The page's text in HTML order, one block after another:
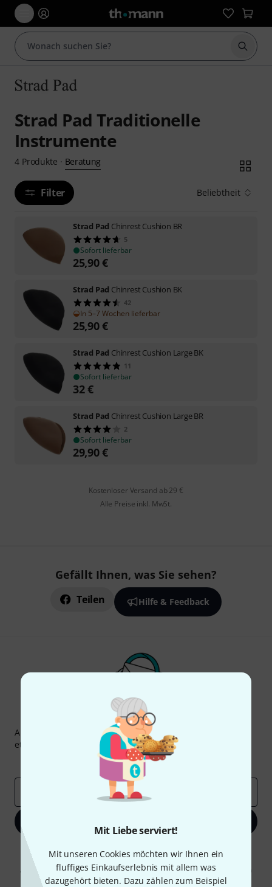
Mit Liebe serviert!
Mit unseren Cookies möchten wir Ihnen ein
fluffiges Einkaufserlebnis mit allem was
dazugehört bieten. Dazu zählen zum Beispiel
Suche
Strad Pad Traditionelle
Instrumente
4 Produkte · Beratung
Filter Beliebtheit
Strad Pad Chinrest Cushion BR
5
Sofort lieferbar
25,90€
Strad Pad Chinrest Cushion BK
42
In 5–7 Wochen lieferbar
25,90€
Strad Pad Chinrest Cushion Large BK
11
Sofort lieferbar
32€
Strad Pad Chinrest Cushion Large BR
2
Sofort lieferbar
29,90€
Kostenloser Versand ab 29 €
Alle Preise inkl. MwSt.
Gefällt Ihnen, was Sie sehen?
Teilen Hilfe & Feedback
Thomann Newsletter
Abonniere den Thomann Newsletter und gewinne mit
etwas Glück einen von
50 Gutscheinenüber jeweils
Inspirierende Beiträge
Deals
Mit Klick auf „Jetzt anmelden“ stimmen Sie dem Erhalt von E-Mail-
Werbung und einer Messung des E-Mail-Nutzungsverhaltens zu. Die
Abmeldung ist jederzeit möglich. Weitere Informationen finden Sie in
unserenDatenschutzhinweisen.